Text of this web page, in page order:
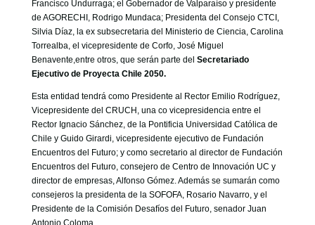
Francisco Undurraga; el Gobernador de Valparaíso y presidente
de AGORECHI, Rodrigo Mundaca; Presidenta del Consejo CTCI,
Silvia Díaz, la ex subsecretaria del Ministerio de Ciencia, Carolina
Torrealba, el vicepresidente de Corfo, José Miguel
Benavente,entre otros, que serán parte del Secretariado
Ejecutivo de Proyecta Chile 2050.
Esta entidad tendrá como Presidente al Rector Emilio Rodríguez,
Vicepresidente del CRUCH, una co vicepresidencia entre el
Rector Ignacio Sánchez, de la Pontificia Universidad Católica de
Chile y Guido Girardi, vicepresidente ejecutivo de Fundación
Encuentros del Futuro; y como secretario al director de Fundación
Encuentros del Futuro, consejero de Centro de Innovación UC y
director de empresas, Alfonso Gómez. Además se sumarán como
consejeros la presidenta de la SOFOFA, Rosario Navarro, y el
Presidente de la Comisión Desafíos del Futuro, senador Juan
Antonio Coloma.